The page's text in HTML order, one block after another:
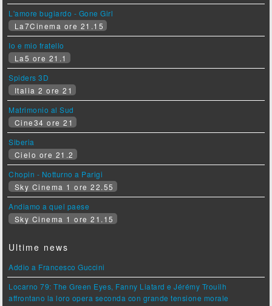
L'amore bugiardo - Gone Girl
La7Cinema ore 21.15
Io e mio fratello
La5 ore 21.1
Spiders 3D
Italia 2 ore 21
Matrimonio al Sud
Cine34 ore 21
Siberia
Cielo ore 21.2
Chopin - Notturno a Parigi
Sky Cinema 1 ore 22.55
Andiamo a quel paese
Sky Cinema 1 ore 21.15
Ultime news
Addio a Francesco Guccini
Locarno 79: The Green Eyes, Fanny Liatard e Jérémy Trouilh
affrontano la loro opera seconda con grande tensione morale